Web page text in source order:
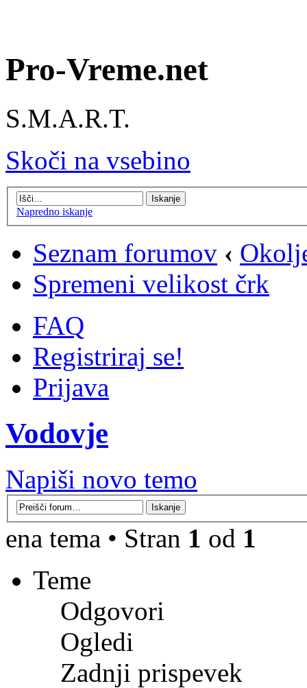
Pro-Vreme.net
S.M.A.R.T.
Skoči na vsebino
Napredno iskanje
Seznam forumov ‹
Spremeni velikost črk
FAQ
Registriraj se!
Prijava
Vodovje
Napiši novo temo
ena tema • Stran 1 od 1
Teme
Odgovori
Ogledi
Zadnji prispevek